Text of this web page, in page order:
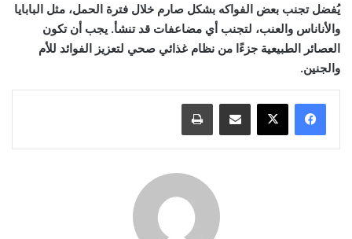
يُفضل تجنب بعض الفواكه بشكل صارم خلال فترة الحمل، مثل البابايا
والأناناس والعنب، لتجنب أي مضاعفات قد تنشأ. يجب أن تكون
العصائر الطبيعية جزءًا من نظام غذائي صحي لتعزيز الفوائد للأم
والجنين.
مشاركة عبر البريد طباعة